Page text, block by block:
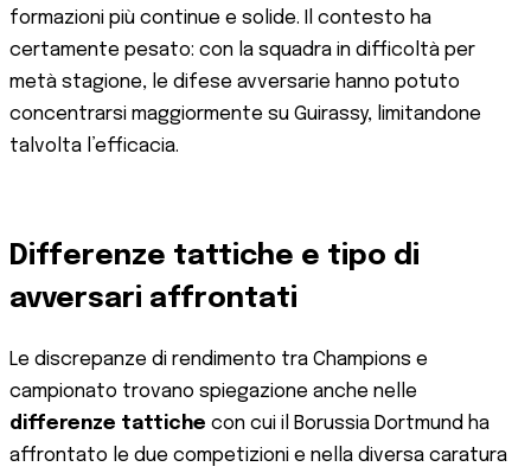
formazioni più continue e solide. Il contesto ha
certamente pesato: con la squadra in difficoltà per
metà stagione, le difese avversarie hanno potuto
concentrarsi maggiormente su Guirassy, limitandone
talvolta l’efficacia.
Differenze tattiche e tipo di
avversari affrontati
Le discrepanze di rendimento tra Champions e
campionato trovano spiegazione anche nelle
differenze tattiche con cui il Borussia Dortmund ha
affrontato le due competizioni e nella diversa caratura